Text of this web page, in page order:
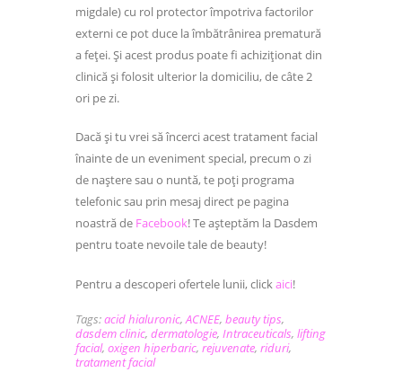
migdale) cu rol protector împotriva factorilor
externi ce pot duce la îmbătrânirea prematură
a feței. Și acest produs poate fi achiziționat din
clinică și folosit ulterior la domiciliu, de câte 2
ori pe zi.
Dacă și tu vrei să încerci acest tratament facial
înainte de un eveniment special, precum o zi
de naștere sau o nuntă, te poți programa
telefonic sau prin mesaj direct pe pagina
noastră de Facebook! Te așteptăm la Dasdem
pentru toate nevoile tale de beauty!
Pentru a descoperi ofertele lunii, click aici!
Tags:acid hialuronic,ACNEE, beauty tips,
dasdem clinic, dermatologie, Intraceuticals, lifting
facial, oxigen hiperbaric, rejuvenate, riduri,
tratament facial